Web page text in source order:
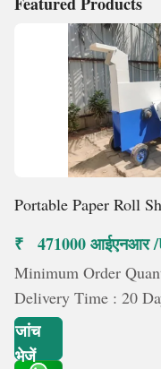
Portable Paper Roll
₹ 471000 आईएनआर
Minimum Order
Delivery Time : 20
जांच
भेजें